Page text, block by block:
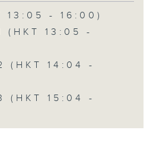
13:05 - 16:00)
(HKT 13:05 -
(HKT 14:04 -
(HKT 15:04 -